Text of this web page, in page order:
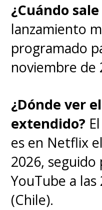
¿Cuándo sale
lanzamiento
programado
noviembre de
¿Dónde ver
extendido?
es en Netflix
2026, seguido
YouTube a
(Chile).